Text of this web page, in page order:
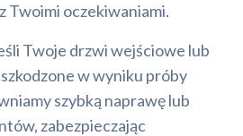
Twoimi oczekiwaniami.
Twoje drzwi wejściowe lub
w wyniku próby
szybką naprawę lub
zabezpieczając